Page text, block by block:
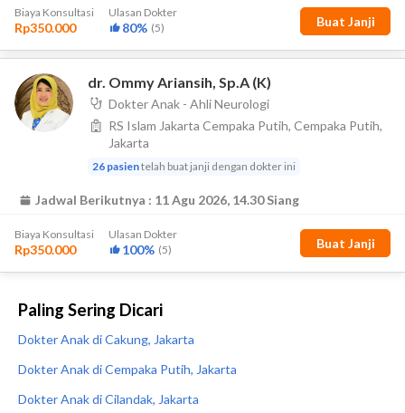
Paling Sering Dicari
Dokter Anak di Cakung, Jakarta
Dokter Anak di Cempaka Putih, Jakarta
Dokter Anak di Cilandak, Jakarta